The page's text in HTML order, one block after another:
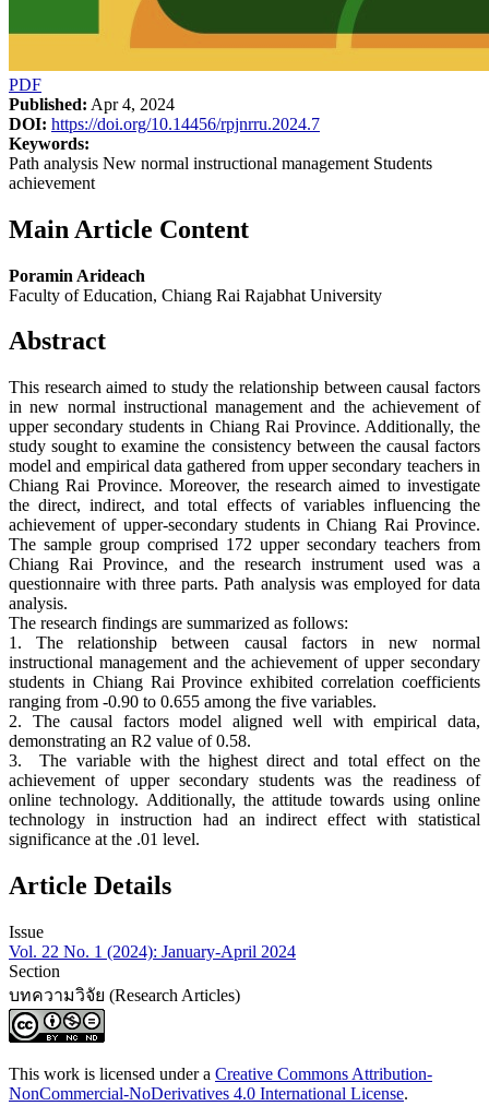
PDF
Published: Apr 4, 2024
DOI: https://doi.org/10.14456/rpjnrru.2024.7
Keywords:
Path analysis New normal instructional management Students
achievement
Main Article Content
Poramin Arideach
Faculty of Education, Chiang Rai Rajabhat University
Abstract
This research aimed to study the relationship between causal factors
in new normal instructional management and the achievement of
upper secondary students in Chiang Rai Province. Additionally, the
study sought to examine the consistency between the causal factors
model and empirical data gathered from upper secondary teachers in
Chiang Rai Province. Moreover, the research aimed to investigate
the direct, indirect, and total effects of variables influencing the
achievement of upper-secondary students in Chiang Rai Province.
The sample group comprised 172 upper secondary teachers from
Chiang Rai Province, and the research instrument used was a
questionnaire with three parts. Path analysis was employed for data
analysis.
The research findings are summarized as follows:
1. The relationship between causal factors in new normal
instructional management and the achievement of upper secondary
students in Chiang Rai Province exhibited correlation coefficients
ranging from -0.90 to 0.655 among the five variables.
2. The causal factors model aligned well with empirical data,
demonstrating an R2 value of 0.58.
3. The variable with the highest direct and total effect on the
achievement of upper secondary students was the readiness of
online technology. Additionally, the attitude towards using online
technology in instruction had an indirect effect with statistical
significance at the .01 level.
Article Details
Issue
Vol. 22 No. 1 (2024): January-April 2024
Section
บทความวิจัย (Research Articles)
This work is licensed under a Creative Commons Attribution-
NonCommercial-NoDerivatives 4.0 International License.